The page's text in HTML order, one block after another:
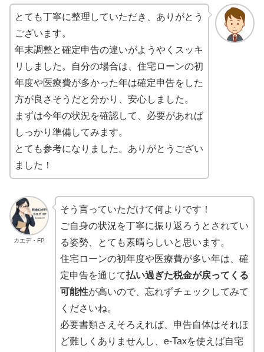
とても丁寧に整理していただき、ありがとう
ございます。
年末調整と確定申告の違いがようやくスッキ
リしました。自分の場合は、住宅ローンの初
年度や医療費が多かった年は確定申告をした
方が良さそうだと分かり、安心しました。
まずは今年の状況を確認して、必要があれば
しっかり準備してみます。
とても参考になりました。ありがとうござい
ました！
カエデ・FP
そう言っていただけて何よりです！
ご自身の状況を丁寧に振り返ろうとされてい
る姿勢、とても素晴らしいと思います。
住宅ローンの初年度や医療費が多い年は、確
定申告を通じて払い過ぎた税金が戻ってくる
可能性が高いので、忘れずチェックしてみて
くださいね。
必要書類さえそろえれば、申告自体はそれほ
ど難しくありませんし、e-Taxを使えば自宅